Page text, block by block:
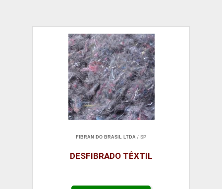
FIBRAN DO BRASIL LTDA / SP
DESFIBRADO TÊXTIL